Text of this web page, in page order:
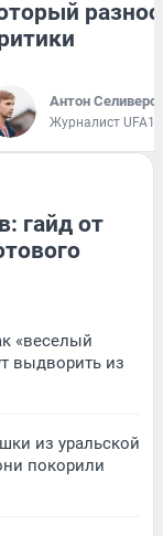
Антон
Журналист
гайд от
«веселый
выдворить из
из уральской
покорили